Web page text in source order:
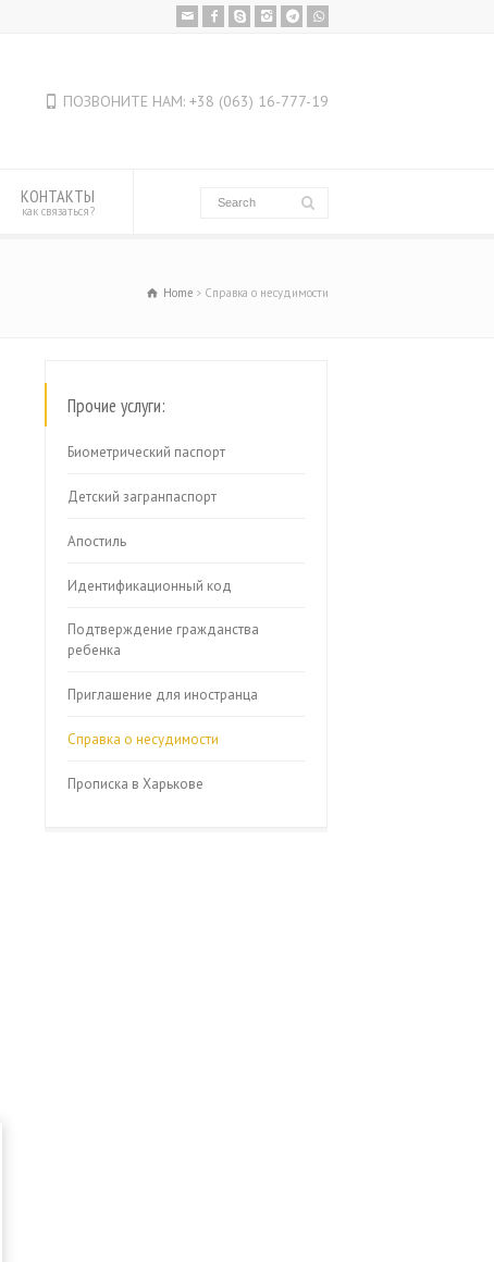
ПОЗВОНИТЕ НАМ: +38 (063) 16-777-19
КОНТАКТЫ
как связаться?
Home Справка о несудимости
Прочие услуги:
Биометрический паспорт
Детский загранпаспорт
Апостиль
Идентификационный код
Подтверждение гражданства
ребенка
Приглашение для иностранца
Справка о несудимости
Прописка в Харькове